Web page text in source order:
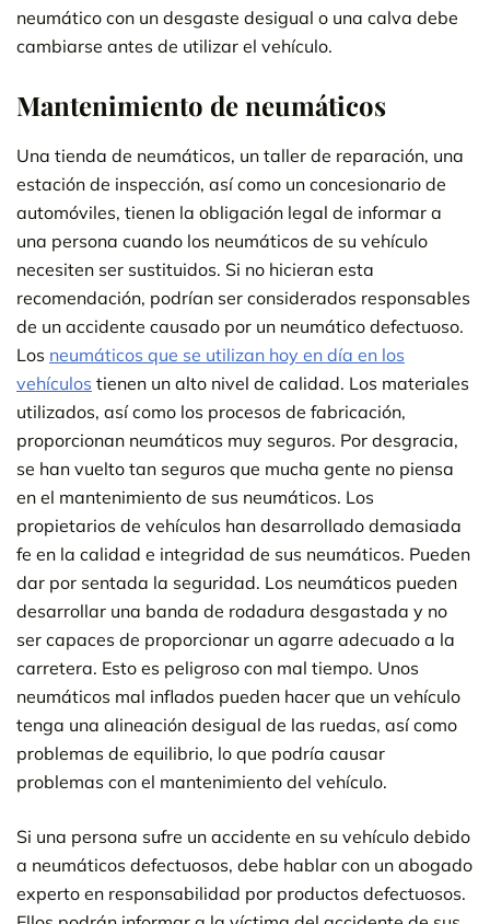
neumático con un desgaste desigual o una calva debe
cambiarse antes de utilizar el vehículo.
Mantenimiento de neumáticos
Una tienda de neumáticos, un taller de reparación, una
estación de inspección, así como un concesionario de
automóviles, tienen la obligación legal de informar a
una persona cuando los neumáticos de su vehículo
necesiten ser sustituidos. Si no hicieran esta
recomendación, podrían ser considerados responsables
de un accidente causado por un neumático defectuoso.
Los neumáticos que se utilizan hoy en día en los
vehículos tienen un alto nivel de calidad. Los materiales
utilizados, así como los procesos de fabricación,
proporcionan neumáticos muy seguros. Por desgracia,
se han vuelto tan seguros que mucha gente no piensa
en el mantenimiento de sus neumáticos. Los
propietarios de vehículos han desarrollado demasiada
fe en la calidad e integridad de sus neumáticos. Pueden
dar por sentada la seguridad. Los neumáticos pueden
desarrollar una banda de rodadura desgastada y no
ser capaces de proporcionar un agarre adecuado a la
carretera. Esto es peligroso con mal tiempo. Unos
neumáticos mal inflados pueden hacer que un vehículo
tenga una alineación desigual de las ruedas, así como
problemas de equilibrio, lo que podría causar
problemas con el mantenimiento del vehículo.
Si una persona sufre un accidente en su vehículo debido
a neumáticos defectuosos, debe hablar con un abogado
experto en responsabilidad por productos defectuosos.